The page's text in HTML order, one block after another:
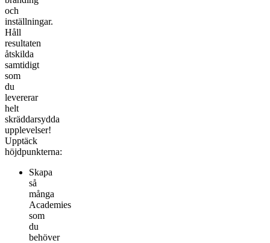
och
inställningar.
Håll
resultaten
åtskilda
samtidigt
som
du
levererar
helt
skräddarsydda
upplevelser!
Upptäck
höjdpunkterna:
Skapa
så
många
Academies
som
du
behöver